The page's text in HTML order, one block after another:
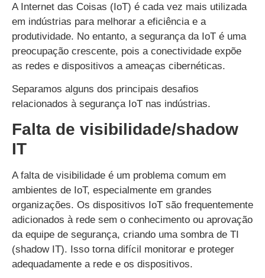
A Internet das Coisas (IoT) é cada vez mais utilizada
em indústrias para melhorar a eficiência e a
produtividade. No entanto, a segurança da IoT é uma
preocupação crescente, pois a conectividade expõe
as redes e dispositivos a ameaças cibernéticas.
Separamos alguns dos principais desafios
relacionados à segurança IoT nas indústrias.
Falta de visibilidade/shadow
IT
A falta de visibilidade é um problema comum em
ambientes de IoT, especialmente em grandes
organizações. Os dispositivos IoT são frequentemente
adicionados à rede sem o conhecimento ou aprovação
da equipe de segurança, criando uma sombra de TI
(shadow IT). Isso torna difícil monitorar e proteger
adequadamente a rede e os dispositivos.